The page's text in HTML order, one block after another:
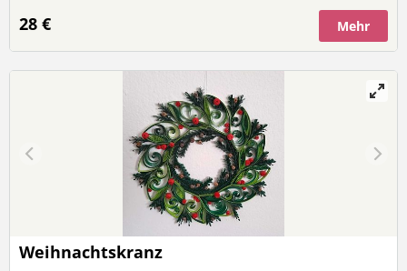
28 € Mehr
Weihnachtskranz